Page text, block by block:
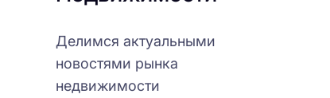
Делимся актуальными
новостями рынка
недвижимости